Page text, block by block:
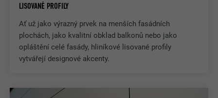
LISOVANÉ PROFILY
Ať už jako výrazný prvek na menších fasádních
plochách, jako kvalitní obklad balkonů nebo jako
opláštění celé fasády, hliníkové lisované profily
vytvářejí designové akcenty.